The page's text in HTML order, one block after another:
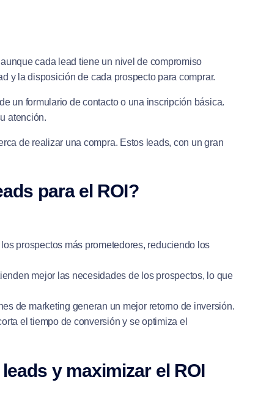
cada lead tiene un nivel de compromiso
y la disposición de cada prospecto para comprar.
un formulario de contacto o una inscripción básica.
atención.
de realizar una compra. Estos leads, con un gran
para el ROI?
prospectos más prometedores, reduciendo los
mejor las necesidades de los prospectos, lo que
de marketing generan un mejor retorno de inversión.
el tiempo de conversión y se optimiza el
y maximizar el ROI